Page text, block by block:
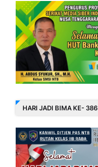
HARI JADI BIMA KE- 386